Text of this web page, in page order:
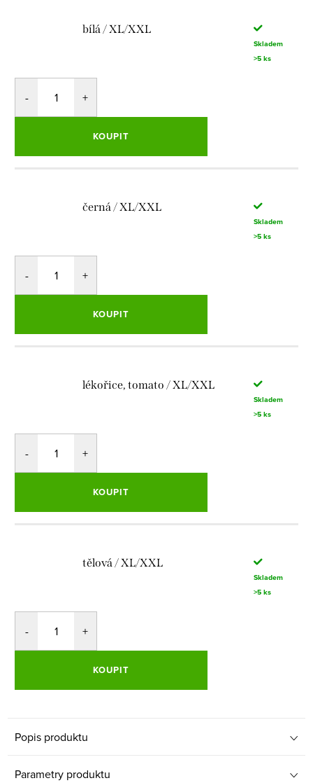
bílá / XL/XXL
Skladem
>5 ks
KOUPIT
černá / XL/XXL
Skladem
>5 ks
KOUPIT
lékořice, tomato / XL/XXL
Skladem
>5 ks
KOUPIT
tělová / XL/XXL
Skladem
>5 ks
KOUPIT
Popis produktu
Parametry produktu